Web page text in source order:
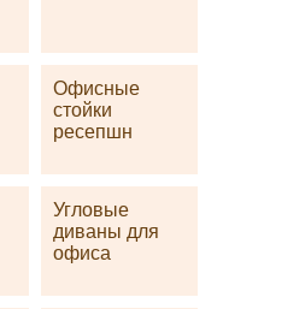
Офисные
стойки
ресепшн
Угловые
диваны для
офиса